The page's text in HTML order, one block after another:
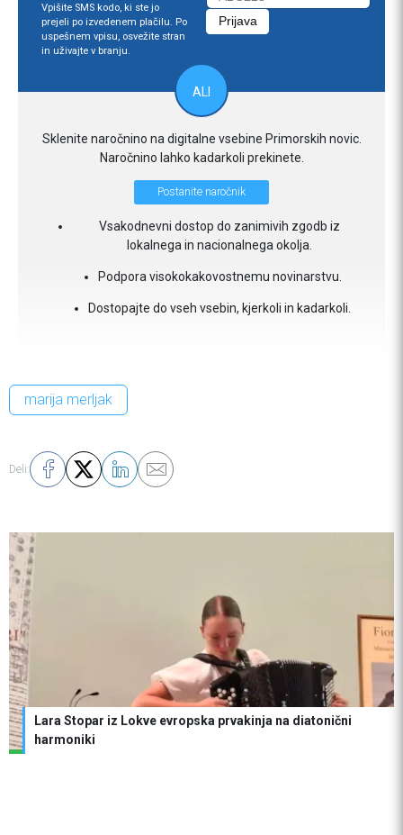
Vpišite SMS kodo, ki ste jo
prejeli po izvedenem plačilu. Po
uspešnem vpisu, osvežite stran
in uživajte v branju.
ALI
Sklenite naročnino na digitalne vsebine Primorskih novic.
Naročnino lahko kadarkoli prekinete.
Postanite naročnik
Vsakodnevni dostop do zanimivih zgodb iz
lokalnega in nacionalnega okolja.
Podpora visokokakovostnemu novinarstvu.
Dostopajte do vseh vsebin, kjerkoli in kadarkoli.
marija merljak
Deli:
Lara Stopar iz Lokve evropska prvakinja na diatonični
harmoniki